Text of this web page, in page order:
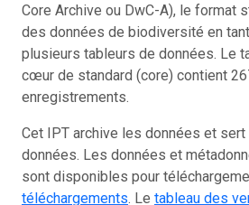
Core Archive ou DwC-A), le format
des données de biodiversité en
plusieurs tableurs de données. Le
cœur de standard (core) contient
enregistrements.
Cet IPT archive les données et
données. Les données et
sont disponibles pour
téléchargements. Le tableau des